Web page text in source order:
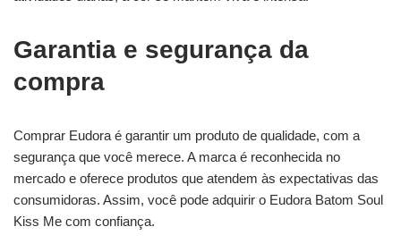
Garantia e segurança da
compra
Comprar Eudora é garantir um produto de qualidade, com a
segurança que você merece. A marca é reconhecida no
mercado e oferece produtos que atendem às expectativas das
consumidoras. Assim, você pode adquirir o Eudora Batom Soul
Kiss Me com confiança.